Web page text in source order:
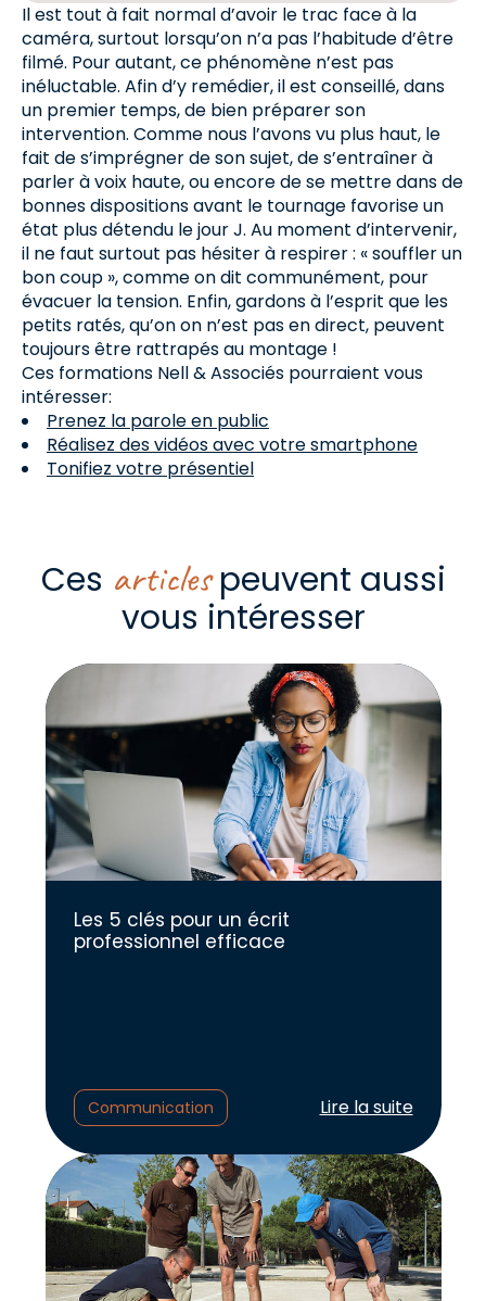
Il est tout à fait normal d’avoir le trac face à la
caméra, surtout lorsqu’on n’a pas l’habitude d’être
filmé. Pour autant, ce phénomène n’est pas
inéluctable. Afin d’y remédier, il est conseillé, dans
un premier temps, de bien préparer son
intervention. Comme nous l’avons vu plus haut, le
fait de s’imprégner de son sujet, de s’entraîner à
parler à voix haute, ou encore de se mettre dans de
bonnes dispositions avant le tournage favorise un
état plus détendu le jour J. Au moment d’intervenir,
il ne faut surtout pas hésiter à respirer : « souffler un
bon coup », comme on dit communément, pour
évacuer la tension. Enfin, gardons à l’esprit que les
petits ratés, qu’on on n’est pas en direct, peuvent
toujours être rattrapés au montage !
Ces formations Nell & Associés pourraient vous
intéresser:
Prenez la parole en public
Réalisez des vidéos avec votre smartphone
Tonifiez votre présentiel
Ces articlespeuvent aussi
vous intéresser
Les 5 clés pour un écrit
professionnel efficace
Communication Lire l'article :
Lire la suite